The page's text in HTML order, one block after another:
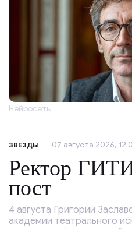
Нейросеть
ЗВЕЗДЫ 07 августа 2026,
Ректор
пост
4 августа Григорий
академии театрального